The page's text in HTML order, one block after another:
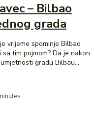
– Bilbao
grada
vrijeme spominje Bilbao
tim pojmom? Da je nakon
gradu Bilbau...